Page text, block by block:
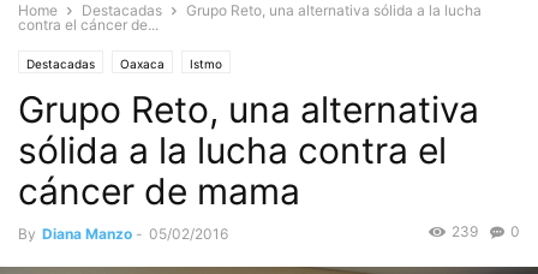
Home Destacadas
Grupo Reto, una alternativa sólida a la lucha
contra el cáncer de...
Destacadas Oaxaca Istmo
Grupo Reto, una alternativa
sólida a la lucha contra el
cáncer de mama
By Diana Manzo - 05/02/2016 0
239